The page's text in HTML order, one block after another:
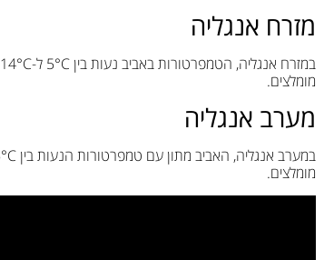
מזרח אנגליה
מומלצים.
מערב אנגליה
מומלצים.